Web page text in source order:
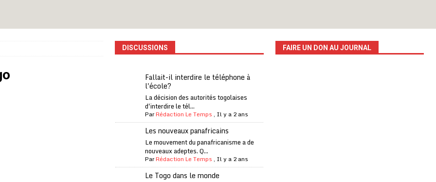
l’Italie et de l’AC Milan, est mort à 66 ans
A LA UNE
trophée de la Coupe du monde
menace à «l’unanimité» d’un boycott des Coupes du monde
International exige une enquête
A LA UNE
de Côte d’Ivoire
DISCUSSIONS
Fallait-il interdire le téléphone à
l'école?
La décision des autorités togolaises
d'interdire le tél...
ParRédaction Le Temps , Il y a 2 ans
Les nouveaux panafricains
Le mouvement du panafricanisme a de
nouveaux adeptes. Q...
ParRédaction Le Temps , Il y a 2 ans
Le Togo dans le monde
FAIRE UN DON AU JOURNAL